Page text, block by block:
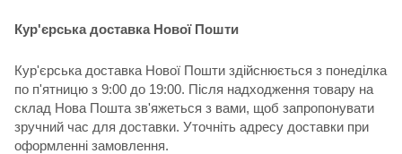
Кур'єрська доставка Нової Пошти
Кур'єрська доставка Нової Пошти здійснюється з понеділка
по п'ятницю з 9:00 до 19:00. Після надходження товару на
склад Нова Пошта зв'яжеться з вами, щоб запропонувати
зручний час для доставки. Уточніть адресу доставки при
оформленні замовлення.